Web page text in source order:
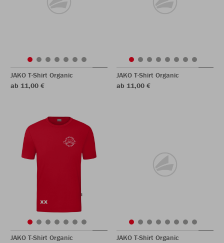
JAKO T-Shirt Organic
ab 11,00 €
JAKO T-Shirt Organic
ab 11,00 €
JAKO T-Shirt Organic
JAKO T-Shirt Organic